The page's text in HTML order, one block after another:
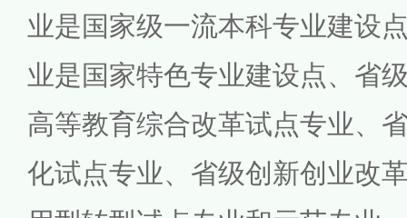
业是国家级一流本科专业建设
业是国家特色专业建设点、省
高等教育综合改革试点专业、
化试点专业、省级创新创业改